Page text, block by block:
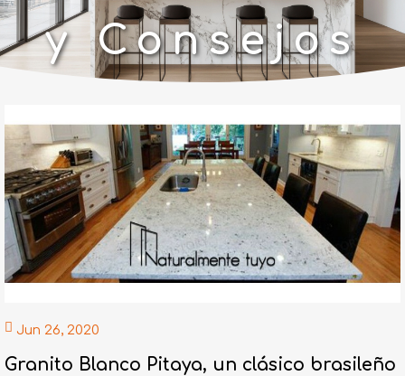
y Consejos
Jun 26, 2020
Granito Blanco Pitaya, un clásico brasileño